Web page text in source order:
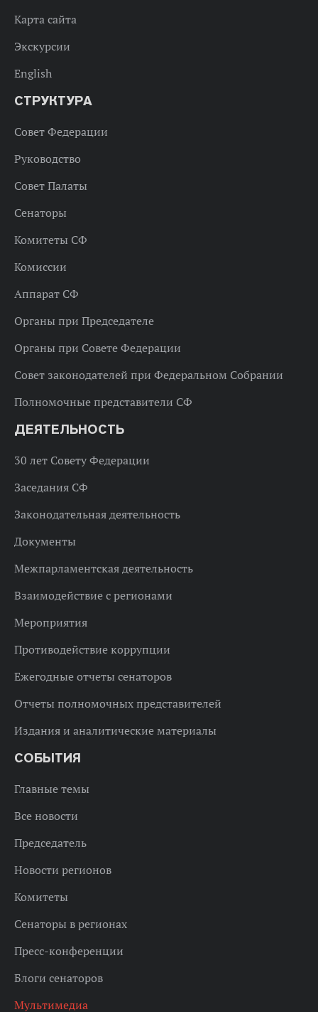
Карта сайта
Экскурсии
English
СТРУКТУРА
Совет Федерации
Руководство
Совет Палаты
Сенаторы
Комитеты СФ
Комиссии
Аппарат СФ
Органы при Председателе
Органы при Совете Федерации
Совет законодателей при Федеральном Собрании
Полномочные представители СФ
ДЕЯТЕЛЬНОСТЬ
30 лет Совету Федерации
Заседания СФ
Законодательная деятельность
Документы
Межпарламентская деятельность
Взаимодействие с регионами
Мероприятия
Противодействие коррупции
Ежегодные отчеты сенаторов
Отчеты полномочных представителей
Издания и аналитические материалы
СОБЫТИЯ
Главные темы
Все новости
Председатель
Новости регионов
Комитеты
Сенаторы в регионах
Пресс-конференции
Блоги сенаторов
Мультимедиа